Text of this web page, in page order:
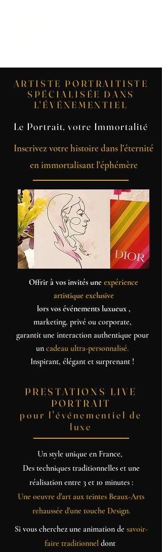
ARTISTE PORTRAITISTE
SPÉCIALISÉE DANS
L'ÉVÉNEMENTIEL
Le Portrait, votre Immortalité
Inscrivez votre histoire dans l'éternité
en immortalisant l'éphémère
Offrir à vos invités une expérience
artistique exclusive
lors vos événements luxueux ,
marketing, privé ou corporate,
garantit une interaction authentique pour
un cadeau ultra-personnalisé.
Inspirant, élégant et surprenant !
PRESTATIONS LIVE
PORTRAIT
pour l'événementiel de
luxe
Un style unique en France,
Des techniques traditionnelles et une
réalisation entre 3 et 10 minutes :
Une oeuvre d'art aux teintes Beaux-Arts
rehaussée d'une touche Design​.
Si vous cherchez une animation de savoir-
faire traditionnel dont